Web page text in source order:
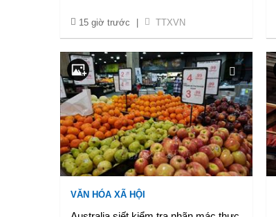
15 giờ trước TTXVN
VĂN HÓA XÃ HỘI